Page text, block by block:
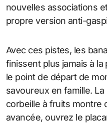
nouvelles associations
propre version anti-
Avec ces pistes, les
finissent plus jamais à
le point de départ de
savoureux en famille.
corbeille à fruits montre
avancée, ouvrez le